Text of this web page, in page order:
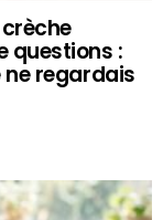
questions :
ne regardais